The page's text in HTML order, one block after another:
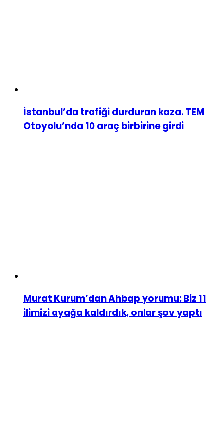
İstanbul’da trafiği durduran kaza. TEM
Otoyolu’nda 10 araç birbirine girdi
Murat Kurum’dan Ahbap yorumu: Biz 11
ilimizi ayağa kaldırdık, onlar şov yaptı